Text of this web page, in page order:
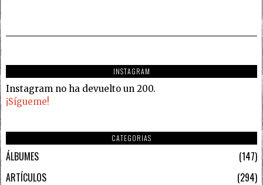
INSTAGRAM
Instagram no ha devuelto un 200.
¡Sígueme!
CATEGORIAS
ÁLBUMES
147
ARTÍCULOS
294